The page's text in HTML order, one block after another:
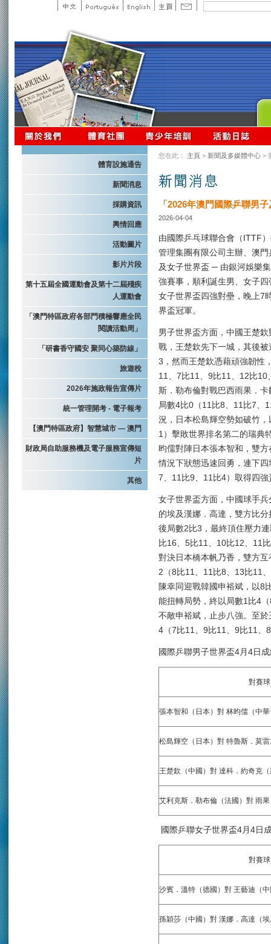
體育設施通告
新聞消息
採購資訊
輿情回應
活動圖片
影片片段
第十五屆全國運動會及第十二屆殘疾
人運動會
「澳門特區政府各部門積極響應全民
閱讀活動周」
「研書香守國安 聚同心築防線」
旅遊稅
2026年施政報告宣傳片
統一管理開考 - 電子報考
【澳門特區政府】智慧城市 — 澳門
財政局自助服務機及電子服務宣傳短
片
其他
您在此： 主頁 > 新聞及多媒體中心 >
「2026年澳門國際乒聯男
2026-04-04
由國際乒乓球聯合會（ITTF
管理集團有限公司主辦、澳
及女子世界盃 ─ 由銀河娛樂
強賽事，順利誕生男、女子
女子世界盃四強對壘，晚上7
界盃冠軍。
男子世界盃方面，中國王楚
戰，王楚欽先下一城，其後
3，然而王楚欽憑藉頑強韌性
11、7比11、9比11、12比
斯．勒布倫對戰巴西雨果．
局數4比0（11比8、11比7、
況，日本松島輝空勢如破竹
1）擊敗世界排名第二的瑞典
昀儒對陣日本張本智和，雙
情況下狀態迅速回勇，連下
7、11比9、11比4）取得四強
女子世界盃方面，中國球手
的埃及漢娜．高達，雙方比
後局數2比3，最終頂住壓力
比16、5比11、10比12、11
對決日本橋本帆乃香，雙方
2（8比11、11比8、13比11
陳幸同迎戰韓國申裕斌，以8
能扭轉局勢，終以局數1比4
不敵申裕斌，止步八強。至
4（7比11、9比11、9比11、
國際乒聯男子世界盃4月4日
對賽
張本智和（日本）對 林昀儒（中
松島輝空（日本）對 特魯斯．莫
王楚欽（中國）對 達科．約奇克
艾利克斯．勒布倫（法國）對 雨
國際乒聯女子世界盃4月4日
對賽
沙賓．溫特（德國）對 王藝迪（
孫穎莎（中國）對 漢娜．高達（